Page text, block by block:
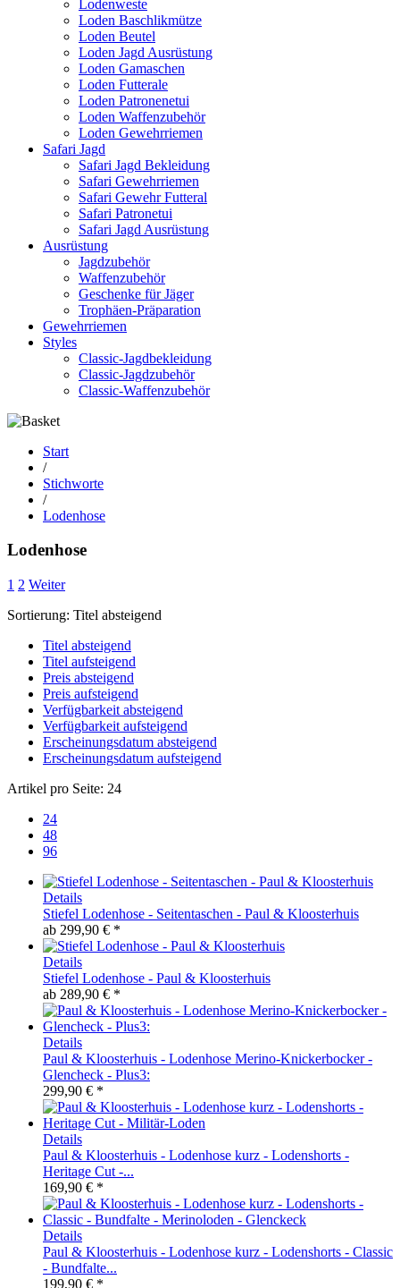
Lodenweste
Loden Baschlikmütze
Loden Beutel
Loden Jagd Ausrüstung
Loden Gamaschen
Loden Futterale
Loden Patronenetui
Loden Waffenzubehör
Loden Gewehrriemen
Safari Jagd
Safari Jagd Bekleidung
Safari Gewehrriemen
Safari Gewehr Futteral
Safari Patronetui
Safari Jagd Ausrüstung
Ausrüstung
Jagdzubehör
Waffenzubehör
Geschenke für Jäger
Trophäen-Präparation
Gewehrriemen
Styles
Classic-Jagdbekleidung
Classic-Jagdzubehör
Classic-Waffenzubehör
Start
/
Stichworte
/
Lodenhose
Lodenhose
1 2 Weiter
Sortierung: Titel absteigend
Titel absteigend
Titel aufsteigend
Preis absteigend
Preis aufsteigend
Verfügbarkeit absteigend
Verfügbarkeit aufsteigend
Erscheinungsdatum absteigend
Erscheinungsdatum aufsteigend
Artikel pro Seite: 24
24
48
96
Details
Stiefel Lodenhose - Seitentaschen - Paul & Kloosterhuis
ab 299,90 € *
Details
Stiefel Lodenhose - Paul & Kloosterhuis
ab 289,90 € *
Details
Paul & Kloosterhuis - Lodenhose Merino-Knickerbocker -
Glencheck - Plus3:
299,90 € *
Details
Paul & Kloosterhuis - Lodenhose kurz - Lodenshorts -
Heritage Cut -...
169,90 € *
Details
Paul & Kloosterhuis - Lodenhose kurz - Lodenshorts - Classic
- Bundfalte...
199,90 € *